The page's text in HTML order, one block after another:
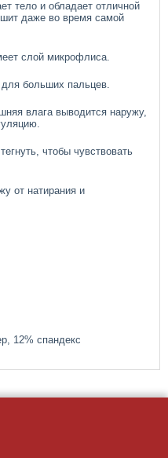
тело и обладает отличной
даже во время самой
слой микрофлиса.
больших пальцев.
влага выводится наружу,
чтобы чувствовать
от натирания и
12% спандекс